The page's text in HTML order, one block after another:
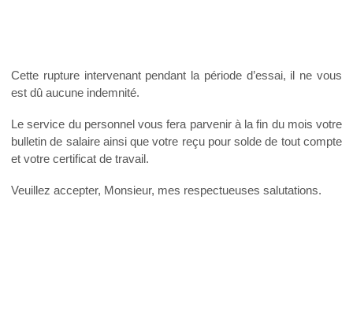
Cette rupture intervenant pendant la période d’essai, il ne vous
est dû aucune indemnité.
Le service du personnel vous fera parvenir à la fin du mois votre
bulletin de salaire ainsi que votre reçu pour solde de tout compte
et votre certificat de travail.
Veuillez accepter, Monsieur, mes respectueuses salutations.